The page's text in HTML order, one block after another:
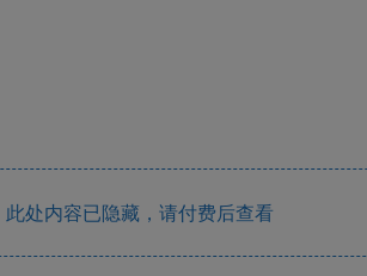
此处内容已隐藏，请付费后查看